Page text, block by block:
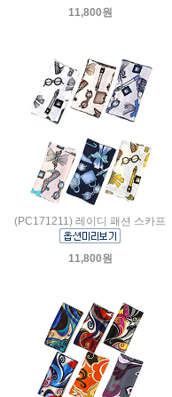
11,800원
(PC171211) 레이디 패션 스카프
11,800원